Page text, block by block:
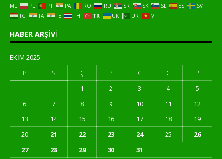
ML
PL PT PA RO RU SR SK SL ES
SV
TG
TA TE TH TR UK UR VI
HABER ARŞIVI
EKIM 2025
P
S Ç P C C
P
1
2 3 4
5
6
7 8 9 10 11
12
13
14 15 16 17 18
19
20
21 22 23 24 25
26
27
28 29 30
31